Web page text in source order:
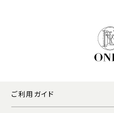
ご利用ガイド